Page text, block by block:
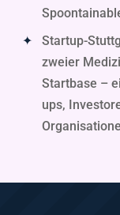
Startup-
zweier
Startbase –
ups,